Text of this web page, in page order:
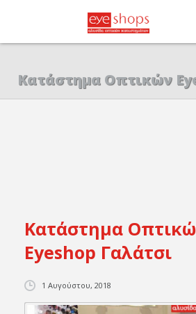
Κατάστημα Οπτικών
Κατάστημα
Eyeshop Γαλάτσι
1 Αυγούστου, 2018